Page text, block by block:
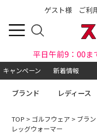
ゲスト様 ご利
平日午前9：00ま
キャンペーン 新着情報
ブランド レディース
TOP > ゴルフウェア > ブラ
レッグウォーマー